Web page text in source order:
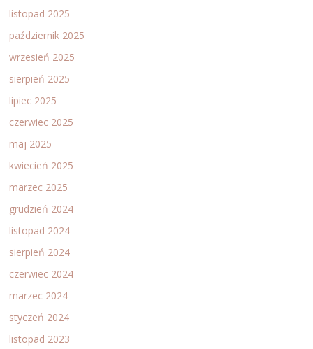
listopad 2025
październik 2025
wrzesień 2025
sierpień 2025
lipiec 2025
czerwiec 2025
maj 2025
kwiecień 2025
marzec 2025
grudzień 2024
listopad 2024
sierpień 2024
czerwiec 2024
marzec 2024
styczeń 2024
listopad 2023